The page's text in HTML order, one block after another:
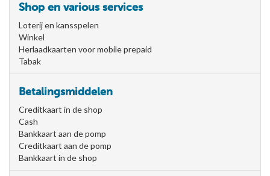
Shop en various services
Loterij en kansspelen
Winkel
Herlaadkaarten voor mobile prepaid
Tabak
Betalingsmiddelen
Creditkaart in de shop
Cash
Bankkaart aan de pomp
Creditkaart aan de pomp
Bankkaart in de shop